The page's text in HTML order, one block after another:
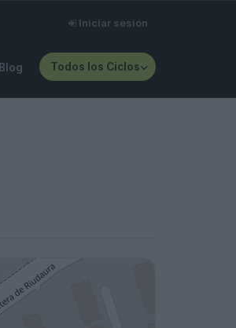
Iniciar sesión
Blog Todos los Ciclos